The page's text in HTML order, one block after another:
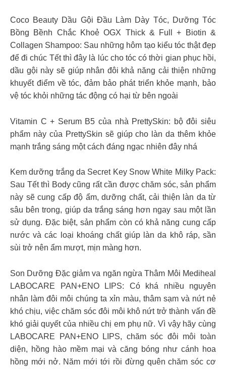
Coco Beauty Dầu Gội Đầu Làm Dày Tóc, Dưỡng Tóc
Bồng Bềnh Chắc Khoẻ OGX Thick & Full + Biotin &
Collagen Shampoo: Sau những hôm tạo kiểu tóc thật đẹp
để đi chúc Tết thì đây là lúc cho tóc có thời gian phục hồi,
dầu gội này sẽ giúp nhân đôi khả năng cải thiện những
khuyết điểm về tóc, đảm bảo phát triển khỏe mạnh, bảo
vệ tóc khỏi những tác động có hại từ bên ngoài
Vitamin C + Serum B5 của nhà PrettySkin: bộ đôi siêu
phẩm này của PrettySkin sẽ giúp cho làn da thêm khỏe
mạnh trắng sáng một cách đáng ngạc nhiên đây nhá
Kem dưỡng trắng da Secret Key Snow White Milky Pack:
Sau Tết thì Body cũng rất cần được chăm sóc, sản phẩm
này sẽ cung cấp độ ẩm, dưỡng chất, cải thiện làn da từ
sâu bên trong, giúp da trắng sáng hơn ngay sau một lần
sử dụng. Đặc biệt, sản phẩm còn có khả năng cung cấp
nước và các loại khoáng chất giúp làn da khô ráp, sần
sùi trở nên ẩm mượt, mịn màng hơn.
Son Dưỡng Đặc giảm va ngăn ngừa Thâm Môi Mediheal
LABOCARE PAN+ENO LIPS: Có khá nhiều nguyên
nhân làm đôi môi chúng ta xỉn màu, thâm sạm và nứt nẻ
khó chịu, việc chăm sóc đôi môi khô nứt trở thành vấn đề
khó giải quyết của nhiều chị em phụ nữ. Vì vậy hãy cùng
LABOCARE PAN+ENO LIPS, chăm sóc đôi môi toàn
diện, hồng hào mềm mại và căng bóng như cánh hoa
hồng mới nở. Năm mới tới rồi đừng quên chăm sóc cơ